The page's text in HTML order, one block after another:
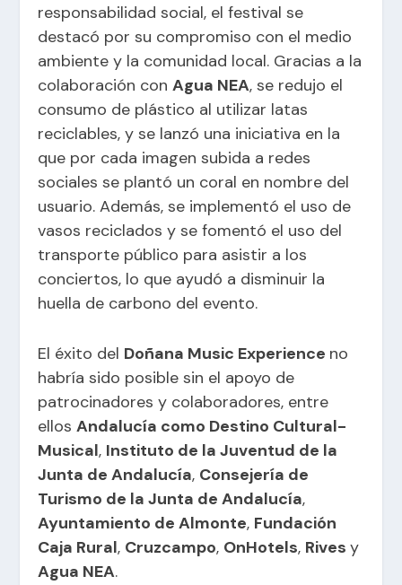
responsabilidad social, el festival se
destacó por su compromiso con el medio
ambiente y la comunidad local. Gracias a la
colaboración conAgua NEA, se redujo el
consumo de plástico al utilizar latas
reciclables, y se lanzó una iniciativa en la
que por cada imagen subida a redes
sociales se plantó un coral en nombre del
usuario. Además, se implementó el uso de
vasos reciclados y se fomentó el uso del
transporte público para asistir a los
conciertos, lo que ayudó a disminuir la
huella de carbono del evento.
El éxito del Doñana Music Experience no
habría sido posible sin el apoyo de
patrocinadores y colaboradores, entre
ellosAndalucía como Destino Cultural-
Musical, Instituto de la Juventud de la
Junta de Andalucía, Consejería de
Turismo de la Junta de Andalucía,
Ayuntamiento de Almonte, Fundación
Caja Rural, Cruzcampo, OnHotels, Rivesy
Agua NEA.